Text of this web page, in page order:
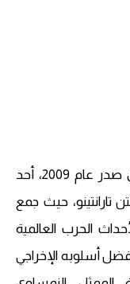
يُعدّ فيلم “Inglourious Basterds”، الذي صدر عام 2009، أحد
تارانتينو، حيث جمع
الحرب العالمية
أسلوبه الإخراجي